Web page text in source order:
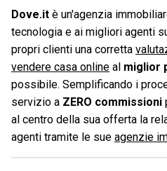
Dove.it è un'agenzia
tecnologia e ai migliori agenti
propri clienti una corretta
vendere casa online al miglior
possibile. Semplificando i
servizio a ZERO commissioni
al centro della sua offerta la
agenti tramite le sue agenzie